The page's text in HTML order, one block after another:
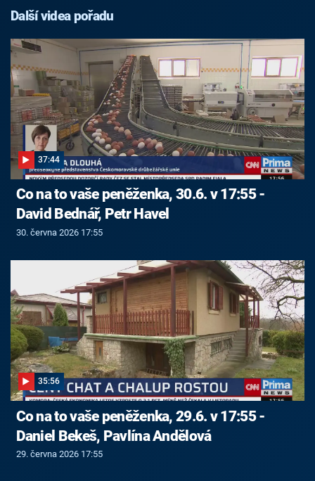
Další videa pořadu
37:44
Co na to vaše peněženka, 30.6. v 17:55 -
David Bednář, Petr Havel
30. června 2026 17:55
35:56
Co na to vaše peněženka, 29.6. v 17:55 -
Daniel Bekeš, Pavlína Andělová
29. června 2026 17:55